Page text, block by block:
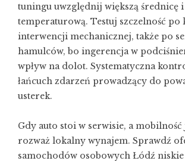
tuningu uwzględnij większą średnicę i
temperaturową. Testuj szczelność po
interwencji mechanicznej, także po
hamulców, bo ingerencja w
wpływ na dolot. Systematyczna
łańcuch zdarzeń prowadzący do
usterek.
Gdy auto stoi w serwisie, a mobilność
rozważ lokalny wynajem. Sprawdź
samochodów osobowych Łódź niskie